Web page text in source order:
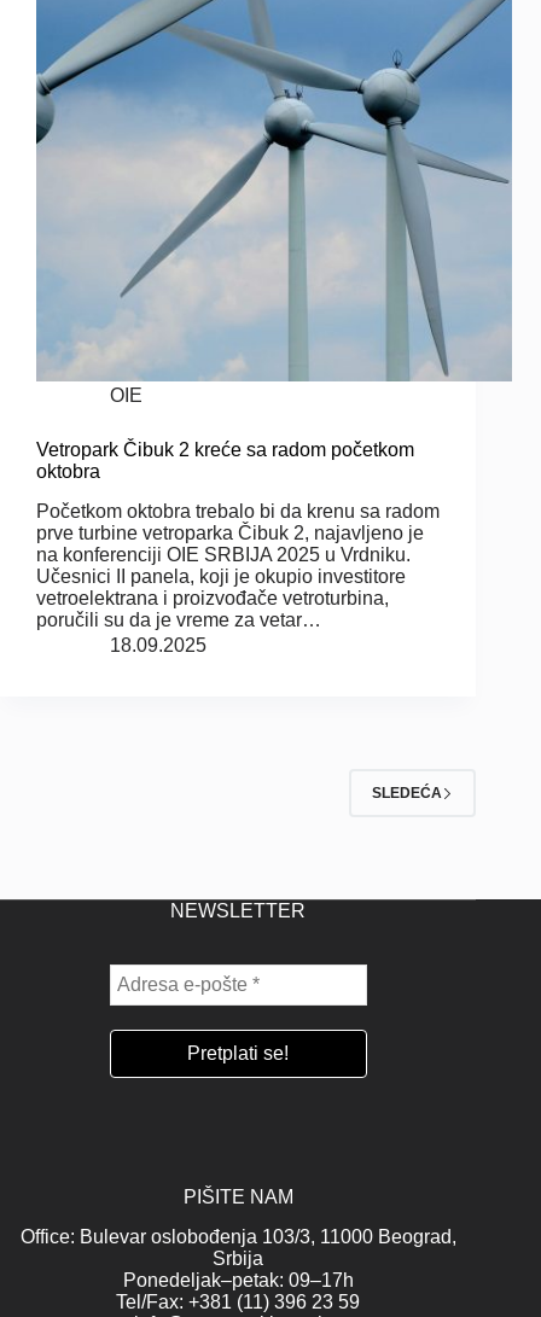
OIE
Vetropark Čibuk 2 kreće sa radom početkom
oktobra
Početkom oktobra trebalo bi da krenu sa radom
prve turbine vetroparka Čibuk 2, najavljeno je
na konferenciji OIE SRBIJA 2025 u Vrdniku.
Učesnici II panela, koji je okupio investitore
vetroelektrana i proizvođače vetroturbina,
poručili su da je vreme za vetar…
18.09.2025
SLEDEĆA
NEWSLETTER
PIŠITE NAM
Office: Bulevar oslobođenja 103/3, 11000 Beograd,
Srbija
Ponedeljak–petak: 09–17h
Tel/Fax: +381 (11) 396 23 59